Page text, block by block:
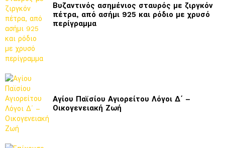
Βυζαντινός ασημένιος σταυρός με ζιργκόν
πέτρα, από ασήμι 925 και ρόδιο με χρυσό
περίγραμμα
Αγίου Παϊσίου Αγιορείτου Λόγοι Δ΄ –
Οικογενειακή Ζωή